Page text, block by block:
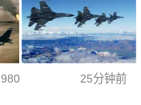
980 25分钟前